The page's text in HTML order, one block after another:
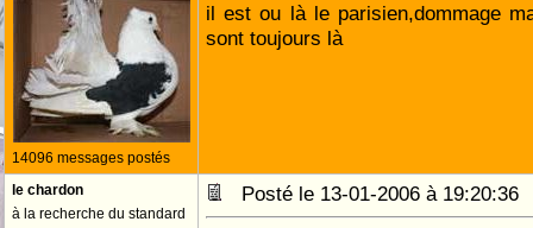
14096 messages postés
il est ou là le parisien,dommage
sont toujours là
le chardon
à la recherche du standard
Posté le 13-01-2006 à